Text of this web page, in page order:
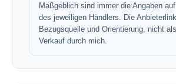
Maßgeblich sind immer die Angaben
des jeweiligen Händlers. Die
Bezugsquelle und Orientierung, nicht
Verkauf durch mich.